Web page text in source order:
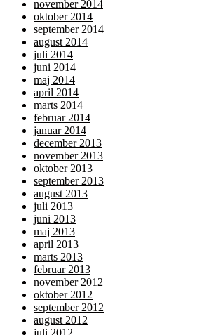
november 2014
oktober 2014
september 2014
august 2014
juli 2014
juni 2014
maj 2014
april 2014
marts 2014
februar 2014
januar 2014
december 2013
november 2013
oktober 2013
september 2013
august 2013
juli 2013
juni 2013
maj 2013
april 2013
marts 2013
februar 2013
november 2012
oktober 2012
september 2012
august 2012